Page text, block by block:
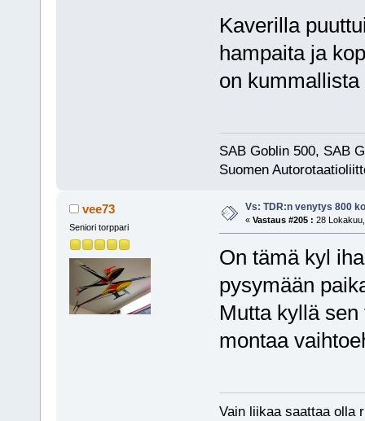
Kaverilla
hampaita ja
on
SAB Goblin 500, SAB
Suomen
vee73
Seniori torppari
Vs: TDR:n venytys 800
« Vastaus #205 : 28
On tämä kyl
pysymään
Mutta kyllä
montaa
Vain liikaa saattaa olla